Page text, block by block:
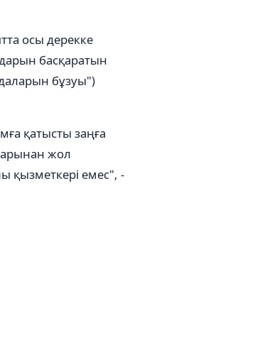
осы дерекке
басқаратын
бұзуы")
қатысты заңға
жол
қызметкері емес", -